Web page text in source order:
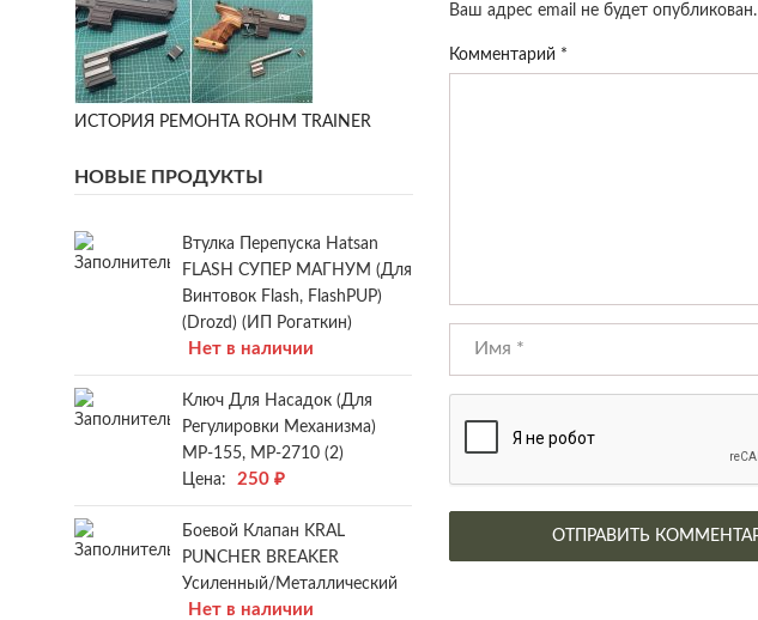
Ваш адрес email не будет опубликован.
Комментарий *
ИСТОРИЯ РЕМОНТА ROHM TRAINER
НОВЫЕ ПРОДУКТЫ
Втулка Перепуска Hatsan
FLASH СУПЕР МАГНУМ (для
Винтовок Flash, FlashPUP)
(Drozd) (ИП Рогаткин)
Нет в наличии
Ключ Для Насадок (для
Регулировки Механизма)
МР-155, МР-2710 (2)
Цена:
250 ₽
Боевой Клапан KRAL
PUNCHER BREAKER
Усиленный/металлический
Нет в наличии